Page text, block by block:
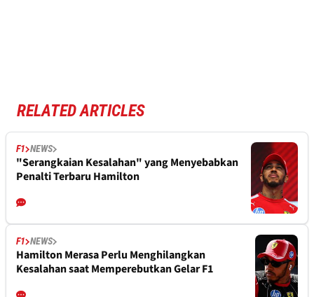
RELATED ARTICLES
F1 NEWS
"Serangkaian Kesalahan" yang Menyebabkan
Penalti Terbaru Hamilton
F1 NEWS
Hamilton Merasa Perlu Menghilangkan
Kesalahan saat Memperebutkan Gelar F1